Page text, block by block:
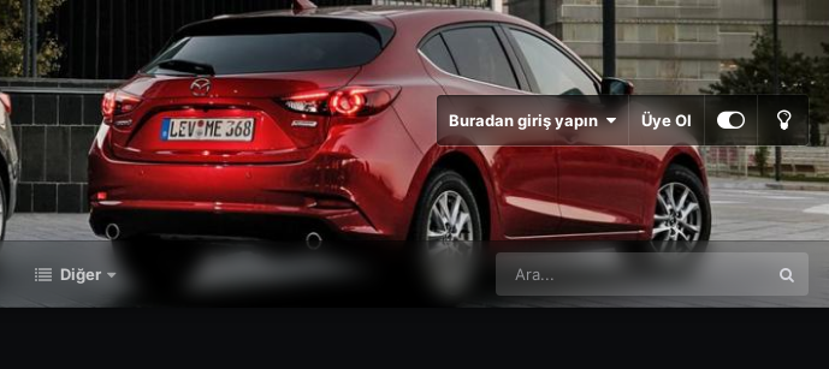
Buradan giriş yapın Üye Ol
Diğer